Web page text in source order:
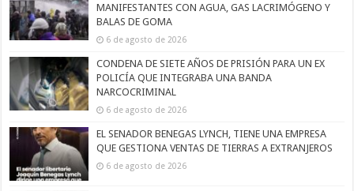
MANIFESTANTES CON AGUA, GAS LACRIMÓGENO Y
BALAS DE GOMA
6 de agosto de 2026
CONDENA DE SIETE AÑOS DE PRISIÓN PARA UN EX
POLICÍA QUE INTEGRABA UNA BANDA
NARCOCRIMINAL
6 de agosto de 2026
EL SENADOR BENEGAS LYNCH, TIENE UNA EMPRESA
QUE GESTIONA VENTAS DE TIERRAS A EXTRANJEROS
6 de agosto de 2026